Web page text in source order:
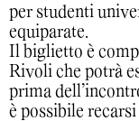
per studenti
equiparate.
Il biglietto è
Rivoli che potrà
prima
è possibile